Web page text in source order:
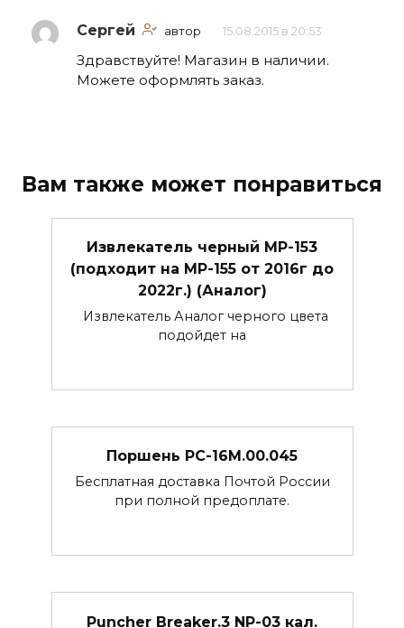
Сергей автор 15.08.2015 в 20:53
Здравствуйте! Магазин в наличии.
Можете оформлять заказ.
Вам также может понравиться
Извлекатель черный МР-153
(подходит на МР-155 от 2016г до
2022г.) (Аналог)
Извлекатель Аналог черного цвета
подойдет на
Поршень РС-16М.00.045
Бесплатная доставка Почтой России
при полной предоплате.
Puncher Breaker.3 NP-03 кал.